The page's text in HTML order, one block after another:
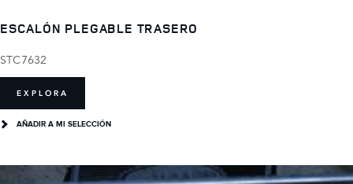
ESCALÓN PLEGABLE TRASERO
STC7632
EXPLORA
AÑADIR A MI SELECCIÓN